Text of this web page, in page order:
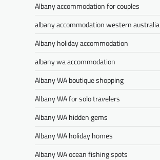
Albany accommodation for couples
albany accommodation western australia
Albany holiday accommodation
albany wa accommodation
Albany WA boutique shopping
Albany WA for solo travelers
Albany WA hidden gems
Albany WA holiday homes
Albany WA ocean fishing spots